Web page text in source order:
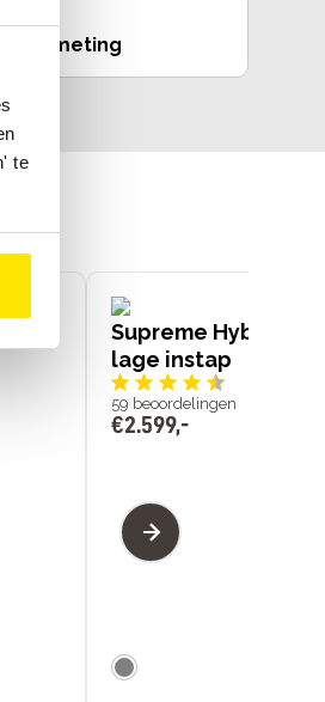
te
Zadelmeting
Supreme Hybrid
lage instap
59 beoordelingen
€2.599,-